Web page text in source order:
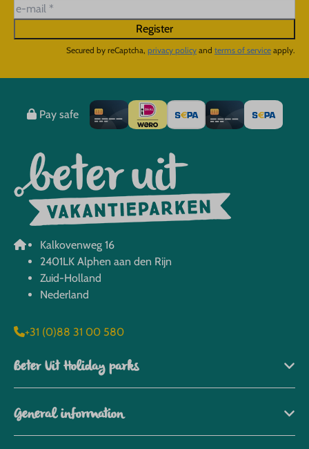
Register
Secured by reCaptcha, privacy policy and terms of service apply.
Pay safe
Kalkovenweg 16
2401LK Alphen aan den Rijn
Zuid-Holland
Nederland
+31 (0)88 31 00 580
Beter Uit Holiday parks
General information